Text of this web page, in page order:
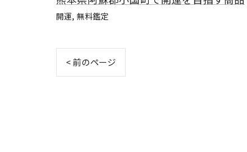
開運 無料鑑定
< 前のページ